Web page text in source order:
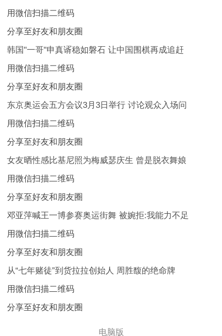
用微信扫描二维码
分享至好友和朋友圈
韩国"一哥"申真谞稳如磐石 让中国围棋再成追赶
用微信扫描二维码
分享至好友和朋友圈
东京奥运会五方会议3月3日举行 讨论观众入场问
用微信扫描二维码
分享至好友和朋友圈
女友晒性感比基尼照为梅威瑟庆生 曾是脱衣舞娘
用微信扫描二维码
分享至好友和朋友圈
邓亚萍喊王一博参赛奥运街舞 被婉拒:我能力不足
用微信扫描二维码
分享至好友和朋友圈
从“七年赌徒”到货拉拉创始人 周胜馥的绝命牌
用微信扫描二维码
分享至好友和朋友圈
电脑版